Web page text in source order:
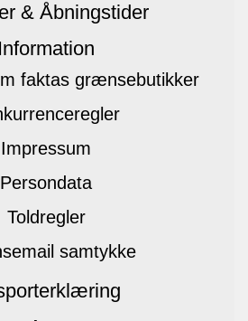
& Åbningstider
Information
faktas grænsebutikker
Impressum
Persondata
Toldregler
samtykke